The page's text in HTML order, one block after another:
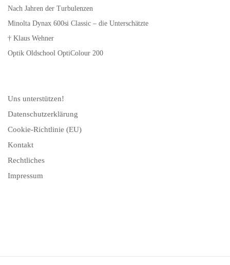
Nach Jahren der Turbulenzen
Minolta Dynax 600si Classic – die Unterschätzte
† Klaus Wehner
Optik Oldschool OptiColour 200
Uns unterstützen!
Datenschutzerklärung
Cookie-Richtlinie (EU)
Kontakt
Rechtliches
Impressum